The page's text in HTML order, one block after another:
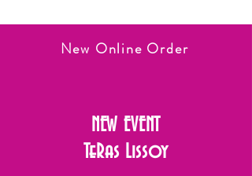
New Online Order
NEW EVENT
TeRas Lissoy